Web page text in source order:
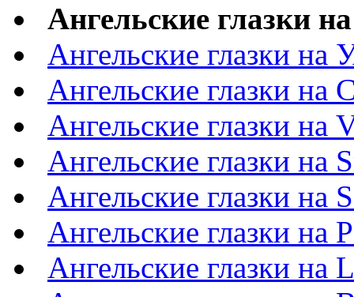
Ангельские глазки
Ангельские глазки на
Ангельские глазки на
Ангельские глазки на
Ангельские глазки на
Ангельские глазки на
Ангельские глазки на
Ангельские глазки на